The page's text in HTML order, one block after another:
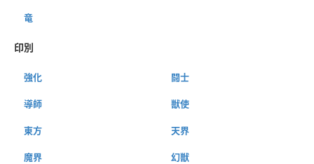
竜
印別
強化 闘士
導師 獣使
東方 天界
魔界 幻獣